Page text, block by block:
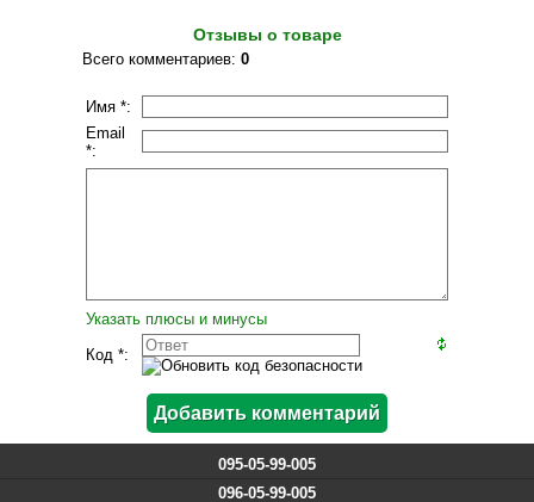
Отзывы о товаре
Всего комментариев: 0
Имя *:
Email
*:
Указать плюсы и минусы
Код *:
095-05-99-005
096-05-99-005